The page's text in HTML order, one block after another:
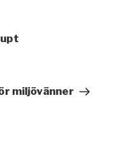
miljövänner